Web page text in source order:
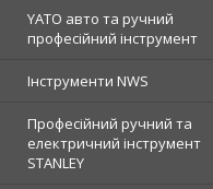
YATO авто та ручний
професійний інструмент
Інструменти NWS
Професійний ручний та
електричний інструмент
STANLEY